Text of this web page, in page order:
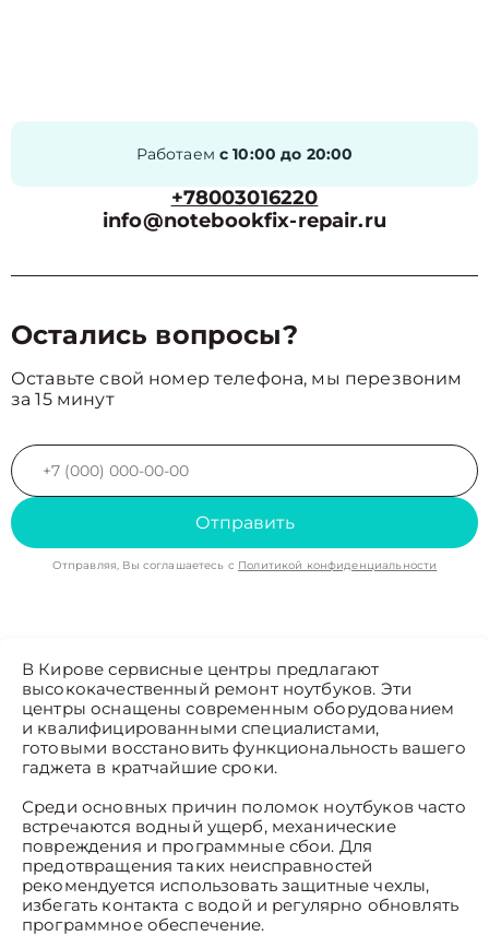
Работаем с 10:00 до 20:00
+78003016220
info@notebookfix-repair.ru
Остались вопросы?
Оставьте свой номер телефона, мы перезвоним
за 15 минут
Отправить
Отправляя, Вы соглашаетесь с Политикой конфиденциальности
В Кирове сервисные центры предлагают
высококачественный ремонт ноутбуков. Эти
центры оснащены современным оборудованием
и квалифицированными специалистами,
готовыми восстановить функциональность вашего
гаджета в кратчайшие сроки.
Среди основных причин поломок ноутбуков часто
встречаются водный ущерб, механические
повреждения и программные сбои. Для
предотвращения таких неисправностей
рекомендуется использовать защитные чехлы,
избегать контакта с водой и регулярно обновлять
программное обеспечение.